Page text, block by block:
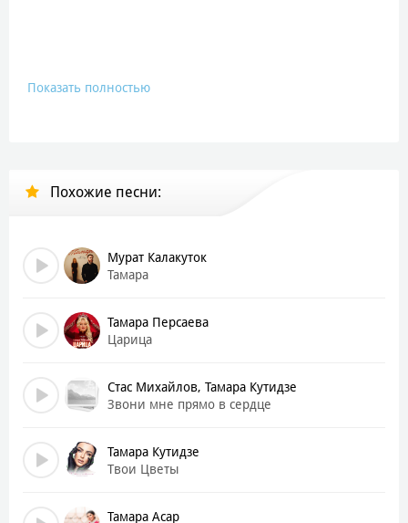
Показать полностью
Похожие песни:
Мурат Калакуток
Тамара
Тамара Персаева
Царица
Стас Михайлов, Тамара Кутидзе
Звони мне прямо в сердце
Тамара Кутидзе
Твои Цветы
Тамара Асар